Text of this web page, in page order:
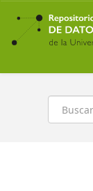
Ir
contenido
principal
Buscar